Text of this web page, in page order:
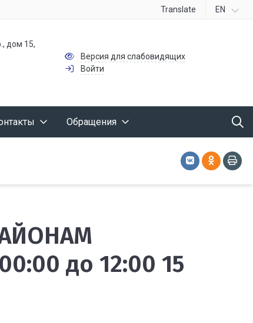
Translate EN
дом 15,
Версия для слабовидящих
Войти
Обращения
до 12:00 15